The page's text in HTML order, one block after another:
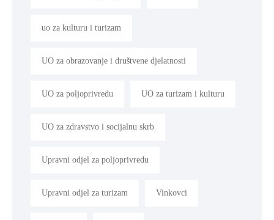
uo za kulturu i turizam
UO za obrazovanje i društvene djelatnosti
UO za poljoprivredu UO za turizam i kulturu
UO za zdravstvo i socijalnu skrb
Upravni odjel za poljoprivredu
Upravni odjel za turizam Vinkovci